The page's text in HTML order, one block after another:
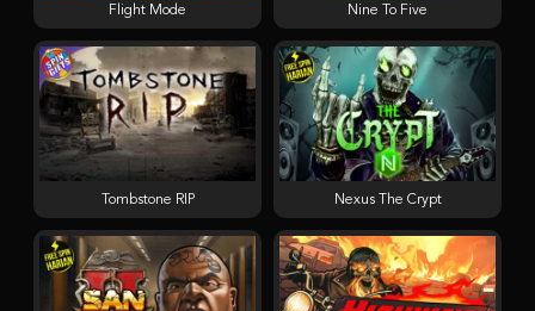
Nexus The Crypt
Tombstone RIP
Nine To Five
Flight Mode